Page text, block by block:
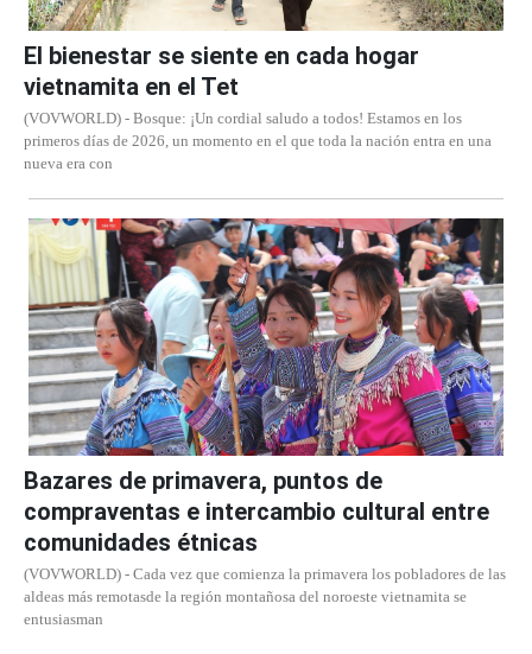
El bienestar se siente en cada hogar
vietnamita en el Tet
(VOVWORLD) - Bosque: ¡Un cordial saludo a todos! Estamos en los
primeros días de 2026, un momento en el que toda la nación entra en una
nueva era con
Bazares de primavera, puntos de
compraventas e intercambio cultural entre
comunidades étnicas
(VOVWORLD) - Cada vez que comienza la primavera los pobladores de las
aldeas más remotasde la región montañosa del noroeste vietnamita se
entusiasman